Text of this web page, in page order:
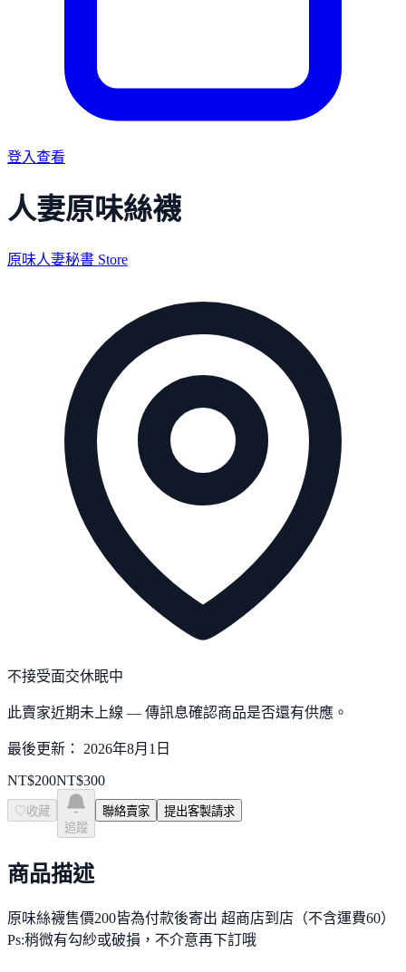
登入查看
人妻原味絲襪
原味人妻秘書 Store
不接受面交休眠中
此賣家近期未上線 — 傳訊息確認商品是否還有供應。
最後更新： 2026年8月1日
NT$200NT$300
♡ 收藏
追蹤
聯絡賣家 提出客製請求
商品描述
原味絲襪售價200皆為付款後寄出 超商店到店（不含運費60）
Ps:稍微有勾紗或破損，不介意再下訂哦